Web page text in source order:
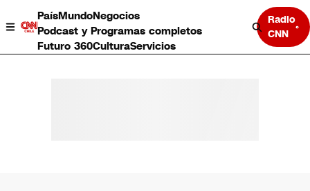
PaísMundoNegocios
Podcast y Programas completos
Futuro 360CulturaServicios
Radio
CNN